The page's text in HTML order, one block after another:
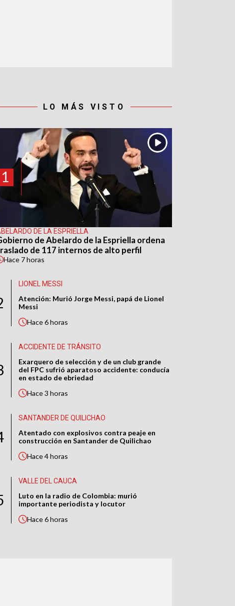
LO MÁS VISTO
1
DE LA ESPRIELLA
de Abelardo de la Espriella ordena
de 117 internos de alto perfil
Hace 7 horas
LIONEL MESSI
Atención: Murió Jorge Messi, papá de Lionel
Messi
Hace6 horas
ACCIDENTE DE TRÁNSITO
Exarquero de selección y de un club grande
del FPC sufrió aparatoso accidente: conducía
en estado de ebriedad
Hace3 horas
SANTANDER DE QUILICHAO
Atentado con explosivos contra peaje en
construcción en Santander de Quilichao
Hace4 horas
VALLE DEL CAUCA
Luto en la radio de Colombia: murió
importante periodista y locutor
Hace6 horas